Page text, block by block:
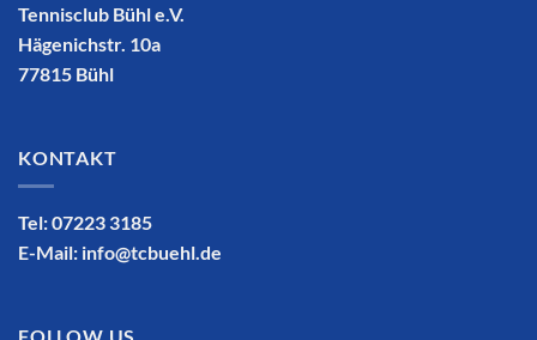
Tennisclub Bühl e.V.
Hägenichstr. 10a
77815 Bühl
KONTAKT
Tel: 07223 3185
E-Mail: info@tcbuehl.de